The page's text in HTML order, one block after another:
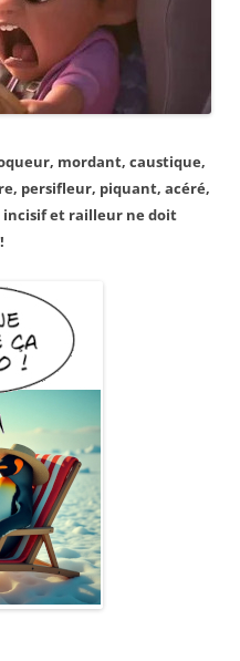
mordant, caustique,
persifleur, piquant, acéré,
et railleur ne doit